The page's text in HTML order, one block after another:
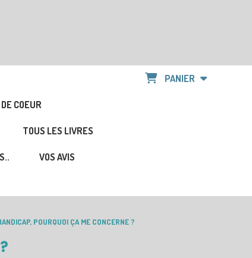
COEUR
TOUS LES LIVRES
VOS AVIS
PANIER
POURQUOI ÇA ME CONCERNE ?